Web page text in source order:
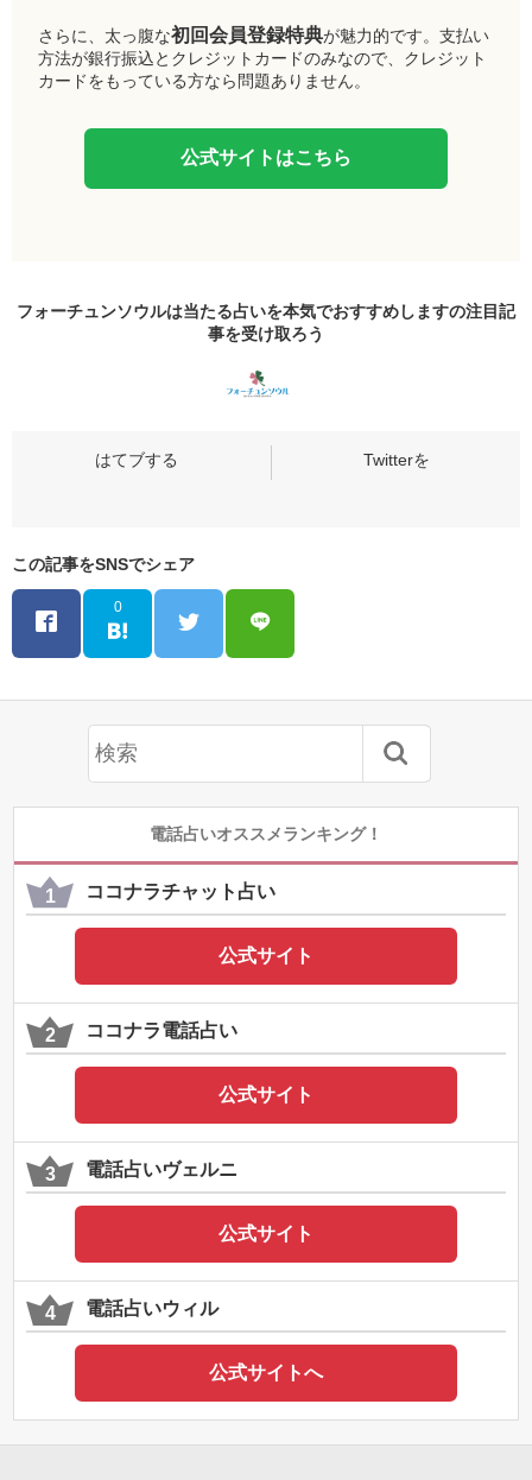
さらに、太っ腹な初回会員登録特典が魅力的です。支払い
方法が銀行振込とクレジットカードのみなので、クレジット
カードをもっている方なら問題ありません。
公式サイトはこちら
フォーチュンソウルは当たる占いを本気でおすすめしますの注目記
事を受け取ろう
この記事をSNSでシェア
0
電話占いオススメランキング！
ココナラチャット占い
公式サイト
ココナラ電話占い
公式サイト
電話占いヴェルニ
公式サイト
電話占いウィル
公式サイトへ